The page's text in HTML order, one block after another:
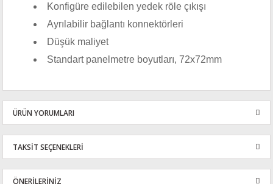
Konfigüre edilebilen yedek röle çıkışı
Ayrılabilir bağlantı konnektörleri
Düşük maliyet
Standart panelmetre boyutları, 72x72mm
ÜRÜN YORUMLARI
Bu ürüne ilk yorumu siz yapın!
TAKSİT SEÇENEKLERİ
ÖNERİLERİNİZ